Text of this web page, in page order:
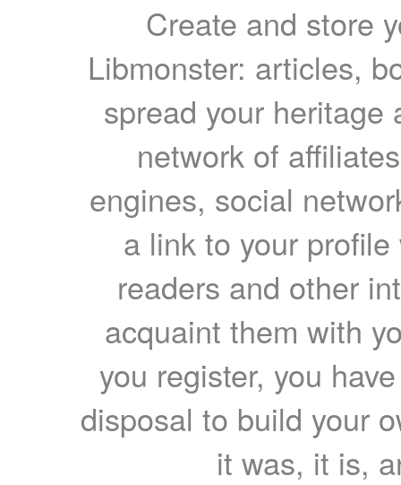
Create and store
Libmonster: articles,
spread your heritage
network of
engines, social
a link to your
readers and other
acquaint them with
you register, you
disposal to build your
it was, it is,